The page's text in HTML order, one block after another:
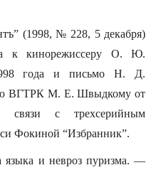
(1998, № 228, 5 декабря)
к кинорежиссеру О. Ю.
года и письмо Н. Д.
ВГТРК М. Е. Швыдкому от
с трехсерийным
Фокиной “Избранник”.
языка и невроз пуризма. —